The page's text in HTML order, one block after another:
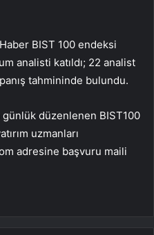
BIST 100 endeksi
analisti katıldı; 22 analist
tahmininde bulundu.
günlük düzenlenen BIST100
uzmanları
adresine başvuru maili